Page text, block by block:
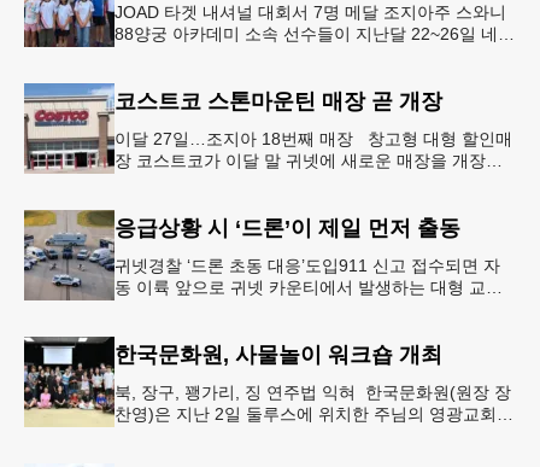
JOAD 타겟 내셔널 대회서 7명 메달 조지아주 스와니
88양궁 아카데미 소속 선수들이 지난달 22~26일 네브
코스트코 스톤마운틴 매장 곧 개장
이달 27일…조지아 18번째 매장 창고형 대형 할인매
장 코스트코가 이달 말 귀넷에 새로운 매장을 개장한
응급상황 시 ‘드론’이 제일 먼저 출동
귀넷경찰 ‘드론 초동 대응’도입911 신고 접수되면 자
동 이륙 앞으로 귀넷 카운티에서 발생하는 대형 교통
한국문화원, 사물놀이 워크숍 개최
북, 장구, 꽹가리, 징 연주법 익혀 한국문화원(원장 장
찬영)은 지난 2일 둘루스에 위치한 주님의 영광교회에